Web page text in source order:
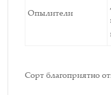
Опылители
Сорт благоприятно